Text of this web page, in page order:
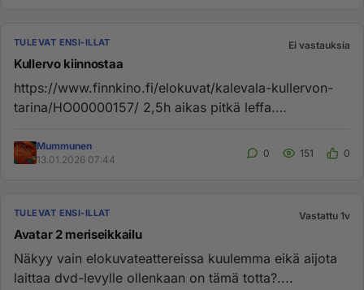
TULEVAT ENSI-ILLAT Ei vastauksia
Kullervo kiinnostaa
https://www.finnkino.fi/elokuvat/kalevala-kullervon-
tarina/HO00000157/ 2,5h aikas pitkä leffa.
Mummunen
13.01.2026 07:44
0 151 0
TULEVAT ENSI-ILLAT Vastattu 1v
Avatar 2 meriseikkailu
Näkyy vain elokuvateattereissa kuulemma eikä aijota
laittaa dvd-levylle ollenkaan on tämä totta?....